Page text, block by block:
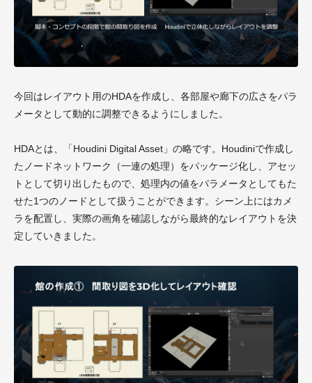
今回はレイアウト用のHDAを作成し、各部屋や廊下の広さをパラ
メータとして動的に調整できるようにしました。
HDAとは、「Houdini Digital Asset」の略です。Houdiniで作成し
たノードネットワーク（一連の処理）をパッケージ化し、アセッ
トとして切り出したもので、処理内の値をパラメータとしてもた
せた1つのノードとして扱うことができます。シーン上にはカメ
ラを配置し、実際の画角を確認しながら最終的なレイアウトを決
定していきました。